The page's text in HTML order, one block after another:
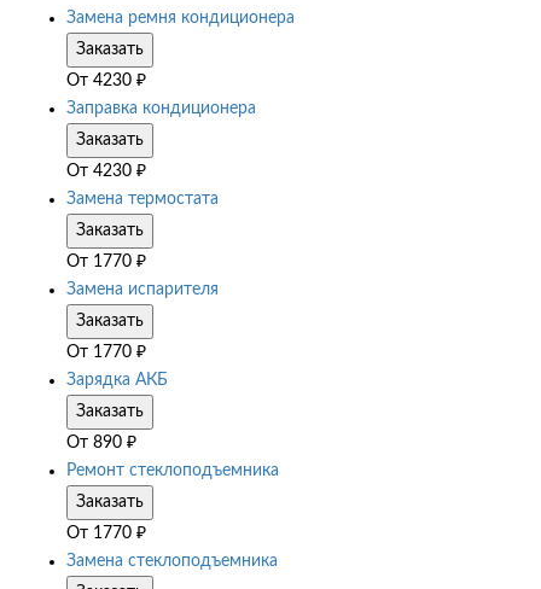
Замена ремня кондиционера
Заказать
От 4230 ₽
Заправка кондиционера
Заказать
От 4230 ₽
Замена термостата
Заказать
От 1770 ₽
Замена испарителя
Заказать
От 1770 ₽
Зарядка АКБ
Заказать
От 890 ₽
Ремонт стеклоподъемника
Заказать
От 1770 ₽
Замена стеклоподъемника